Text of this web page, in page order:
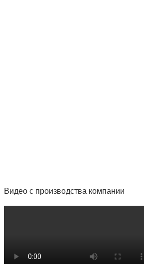
Видео с производства компании